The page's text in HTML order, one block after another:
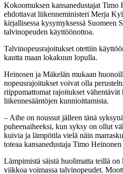
Kokoomuksen kansanedustajat Timo
ehdottavat liikenneministeri Merja
kirjallisessa kysymyksessä Suomeen
talvinopeuden käyttöönottoa.
Talvinopeusrajoitukset otettiin
kautta maan lokakuun lopulla.
Heinosen ja Mäkelän mukaan
nopeusrajoitukset voivat olla
riippumattomat rajoitukset vähentävät
liikennesääntöjen kunnioittamista.
– Aihe on noussut jälleen tänä
puheenaiheeksi, kun syksy on ollut
kuivia ja lämpötila vielä näin
toteaa kansanedustaja Timo Heinonen
Lämpimistä säistä huolimatta teillä
viikkoa voimassa talvinopeudet.